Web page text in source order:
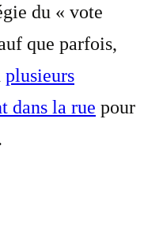
du « vote
que parfois,
plusieurs
dans la rue pour